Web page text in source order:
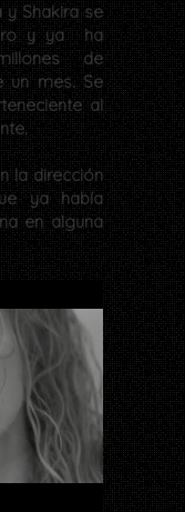
y Shakira se
y ya ha
de
un mes. Se
al
la dirección
ya había
en alguna